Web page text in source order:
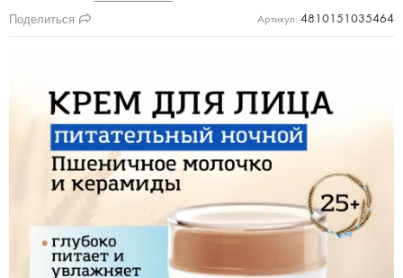
Поделиться Артикул: 4810151035464